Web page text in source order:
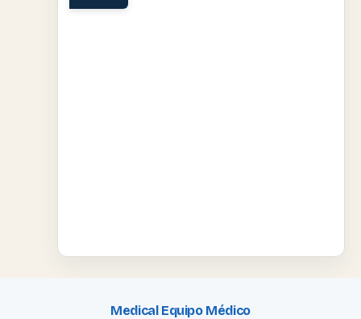
Medical Equipo Médico